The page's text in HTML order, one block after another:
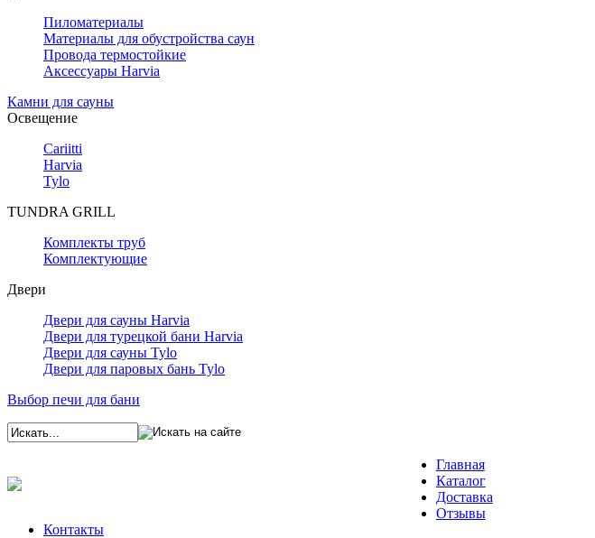
Пиломатериалы
Материалы для обустройства саун
Провода термостойкие
Аксессуары Harvia
Камни для сауны
Освещение
Cariitti
Harvia
Tylo
TUNDRA GRILL
Комплекты труб
Комплектующие
Двери
Двери для сауны Harvia
Двери для турецкой бани Harvia
Двери для сауны Tylo
Двери для паровых бань Tylo
Выбор печи для бани
Главная
Каталог
Доставка
Отзывы
Контакты